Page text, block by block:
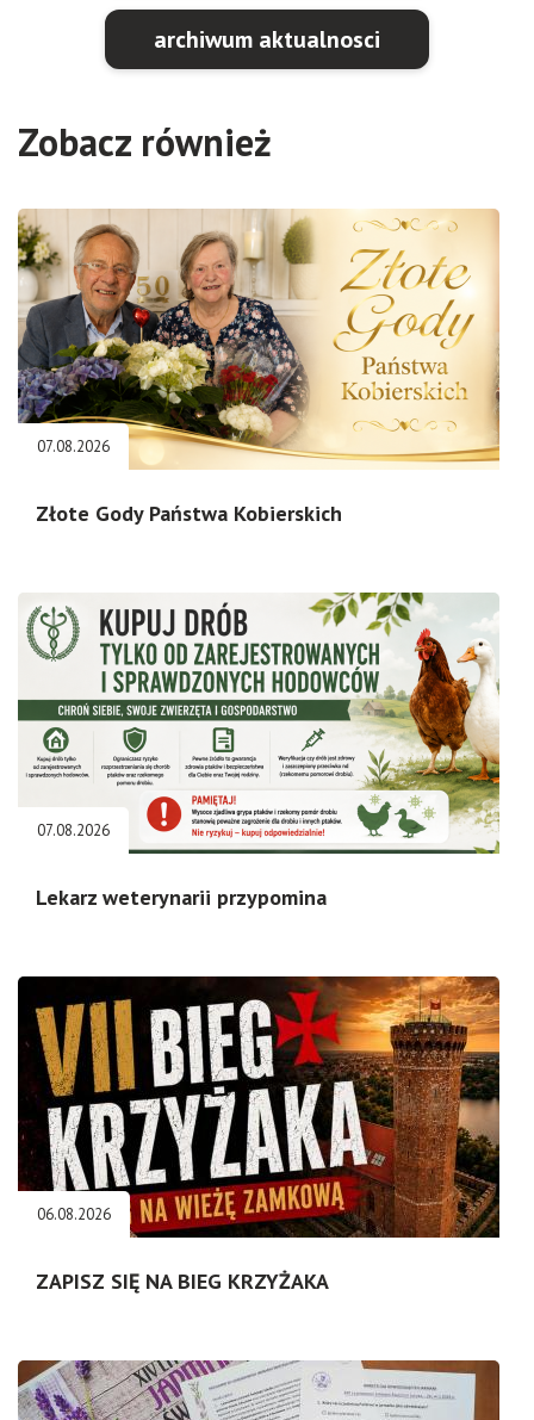
archiwum aktualnosci
Zobacz również
07.08.2026
Złote Gody Państwa Kobierskich
07.08.2026
Lekarz weterynarii przypomina
06.08.2026
ZAPISZ SIĘ NA BIEG KRZYŻAKA